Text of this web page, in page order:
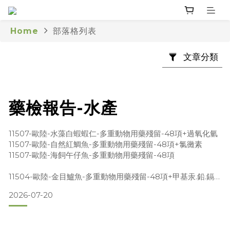
Home 部落格列表
文章分類
藥檢報告-水產
11507-歐陸-水藻白蝦蝦仁-多重動物用藥殘留-48項+過氧化氫
11507-歐陸-自然紅鯛魚-多重動物用藥殘留-48項+氯黴素
11507-歐陸-海飼午仔魚-多重動物用藥殘留-48項
11504-歐陸-金目鱸魚-多重動物用藥殘留-48項+甲基汞.鉛.鎘
水蝦白蝦-多重動物用藥殘留-48項11501-歐陸-自然紅鯛魚-多
重動物用藥殘留 (48項)+四環黴素11501-歐陸-暖心虱目魚-多重
2026-07-20